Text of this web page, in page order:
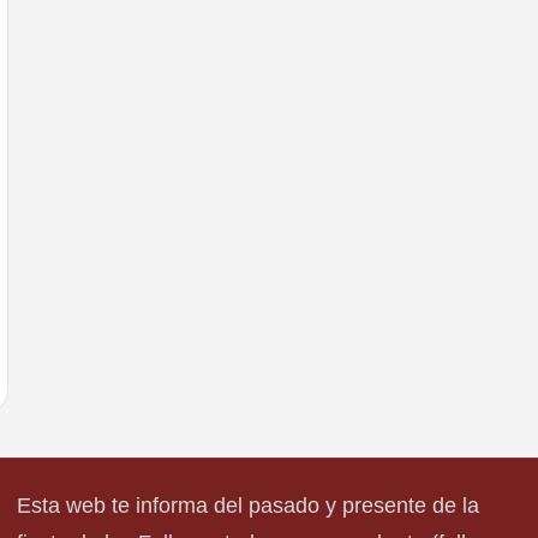
Esta web te informa del pasado y presente de la